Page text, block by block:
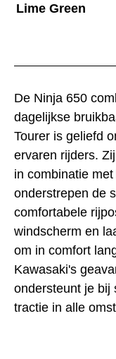
De Ninja 650
dagelijkse
Tourer is geliefd
ervaren rijders.
in combinatie
onderstrepen de
comfortabele
windscherm en
om in comfort
Kawasaki's
ondersteunt je bij
tractie in alle
Lime Green